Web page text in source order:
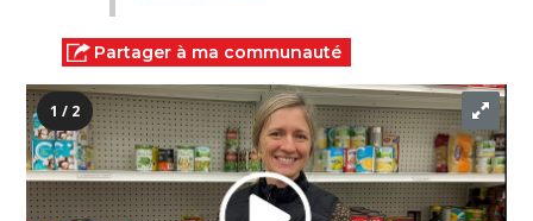
Partager à ma communauté
1 / 2